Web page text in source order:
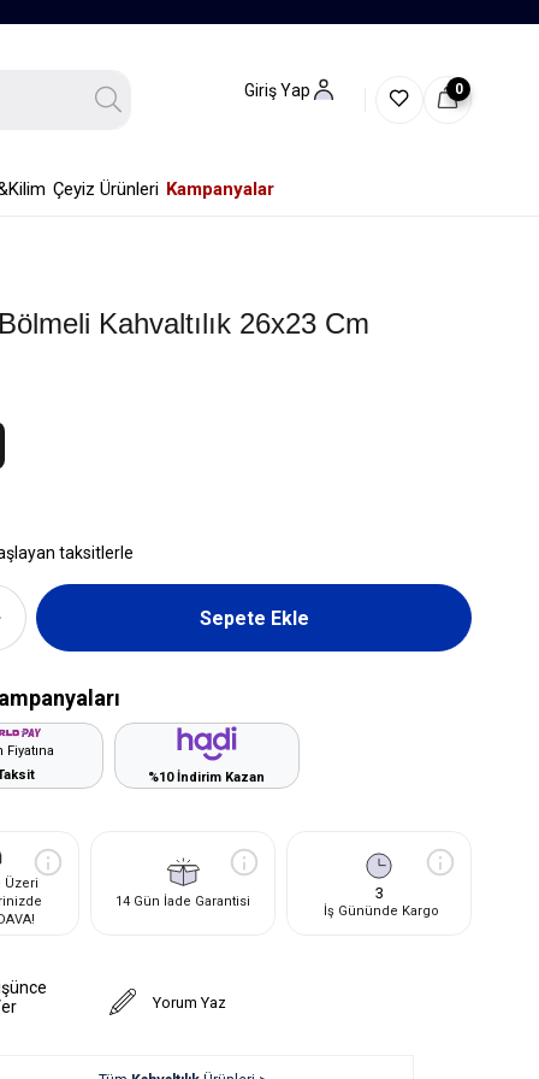
Giriş Yap 0
Çeyiz Ürünleri Kampanyalar
Kahvaltılık 26x23 Cm
taksitlerle
Fiyatına
%10 İndirim Kazan
Üzeri
14 Gün İade Garantisi 3
İş Gününde Kargo
Yorum Yaz